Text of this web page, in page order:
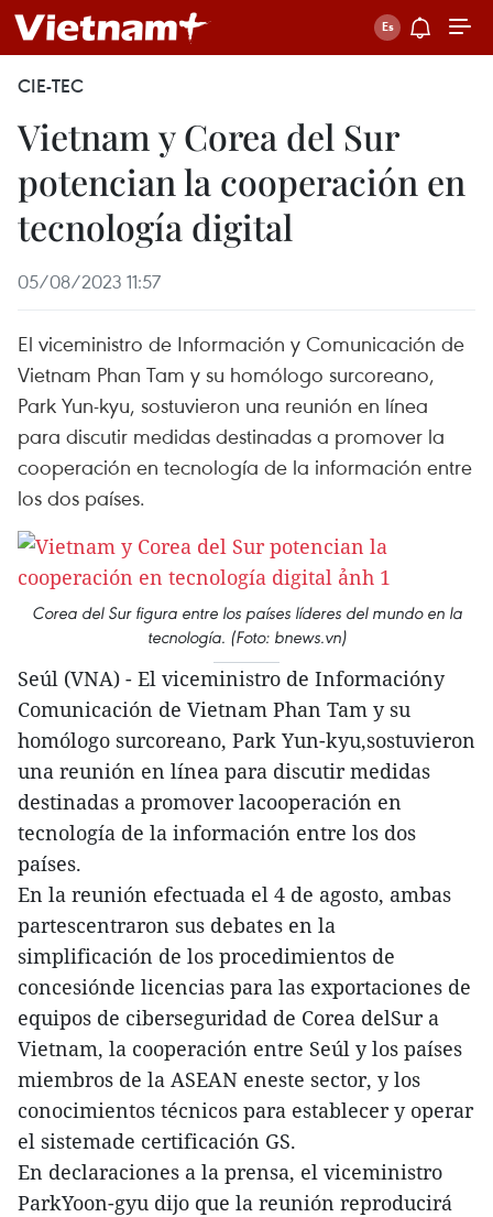
CIE-TEC
Vietnam y Corea del Sur
potencian la cooperación en
tecnología digital
05/08/2023 11:57
El viceministro de Información y Comunicación de
Vietnam Phan Tam y su homólogo surcoreano,
Park Yun-kyu, sostuvieron una reunión en línea
para discutir medidas destinadas a promover la
cooperación en tecnología de la información entre
los dos países.
Corea del Sur figura entre los países líderes del mundo en la
tecnología. (Foto: bnews.vn)
Seúl (VNA) - El viceministro de Informacióny
Comunicación de Vietnam Phan Tam y su
homólogo surcoreano, Park Yun-kyu,sostuvieron
una reunión en línea para discutir medidas
destinadas a promover lacooperación en
tecnología de la información entre los dos
países.
En la reunión efectuada el 4 de agosto, ambas
partescentraron sus debates en la
simplificación de los procedimientos de
concesiónde licencias para las exportaciones de
equipos de ciberseguridad de Corea delSur a
Vietnam, la cooperación entre Seúl y los países
miembros de la ASEAN eneste sector, y los
conocimientos técnicos para establecer y operar
el sistemade certificación GS.
En declaraciones a la prensa, el viceministro
ParkYoon-gyu dijo que la reunión reproducirá